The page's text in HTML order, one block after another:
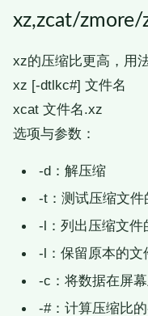
xz,zcat/zmore/
xz的压缩比更高，用
xz [-dtlkc#] 文件名
xcat 文件名.xz
选项与参数：
-d：解压缩
-t：测试压缩文
-l：列出压缩文件
-l：保留原本的文
-c：将数据在屏
-#：计算压缩比